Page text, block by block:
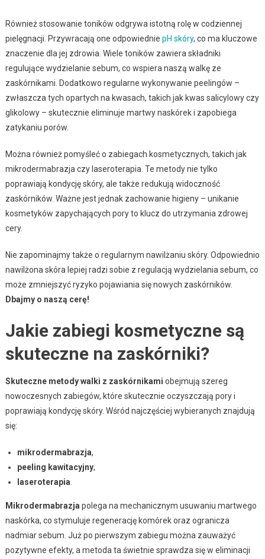
Również stosowanie toników odgrywa istotną rolę w codziennej
pielęgnacji. Przywracają one odpowiednie pH skóry, co ma kluczowe
znaczenie dla jej zdrowia. Wiele toników zawiera składniki
regulujące wydzielanie sebum, co wspiera naszą walkę ze
zaskórnikami. Dodatkowo regularne wykonywanie peelingów –
zwłaszcza tych opartych na kwasach, takich jak kwas salicylowy czy
glikolowy – skutecznie eliminuje martwy naskórek i zapobiega
zatykaniu porów.
Można również pomyśleć o zabiegach kosmetycznych, takich jak
mikrodermabrazja czy laseroterapia. Te metody nie tylko
poprawiają kondycję skóry, ale także redukują widoczność
zaskórników. Ważne jest jednak zachowanie higieny – unikanie
kosmetyków zapychających pory to klucz do utrzymania zdrowej
cery.
Nie zapominajmy także o regularnym nawilżaniu skóry. Odpowiednio
nawilżona skóra lepiej radzi sobie z regulacją wydzielania sebum, co
może zmniejszyć ryzyko pojawiania się nowych zaskórników.
Dbajmy o naszą cerę!
Jakie zabiegi kosmetyczne są
skuteczne na zaskórniki?
Skuteczne metody walki z zaskórnikami obejmują szereg
nowoczesnych zabiegów, które skutecznie oczyszczają pory i
poprawiają kondycję skóry. Wśród najczęściej wybieranych znajdują
się:
mikrodermabrazja,
peeling kawitacyjny,
laseroterapia
Mikrodermabrazja polega na mechanicznym usuwaniu martwego
naskórka, co stymuluje regenerację komórek oraz ogranicza
nadmiar sebum. Już po pierwszym zabiegu można zauważyć
pozytywne efekty, a metoda ta świetnie sprawdza się w eliminacji